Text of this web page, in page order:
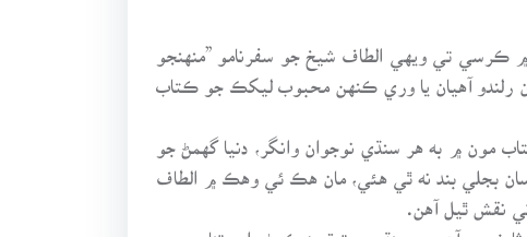
ڪرسي تي ويهي الطاف شيخ جو سفرنامو ”منهنجو
رلندو آهيان يا وري ڪنهن محبوب ليکڪ جو ڪتاب
مون ۾ به هر سنڌي نوجوان وانگر، دنيا گهمڻ جو
بجلي بند نه ٿي هئي، مان هڪ ئي وهڪ ۾ الطاف
نقش ٿيل آهن.
ضرور آهن پر سنڌ جي ترقيءَ ڪرڻ وارو تناسب ٻي